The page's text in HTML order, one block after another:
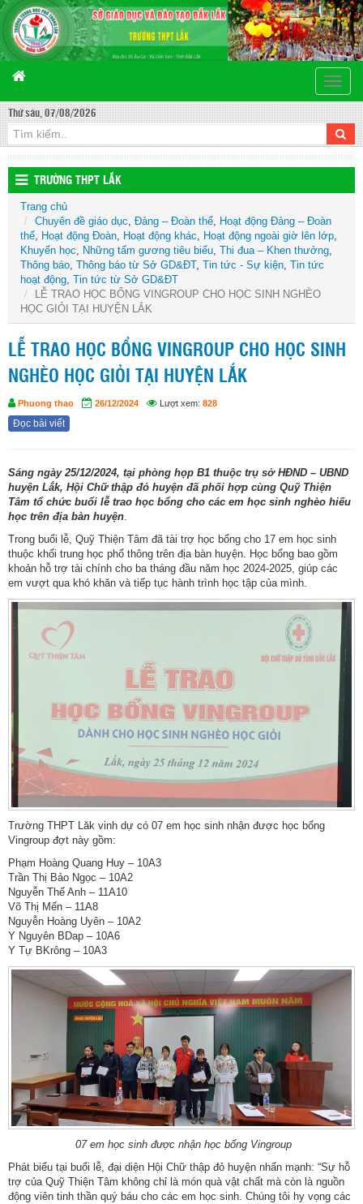
Toggle
Thứ sáu, 07/08/2026
TRƯỜNG THPT LẮK
Trang chủ
Chuyên đề giáo dục Đảng – Đoàn thể Hoạt động Đảng – Đoàn
thể Hoạt động Đoàn Hoạt động khác Hoạt động ngoài giờ lên lớp
Khuyến học
Những tấm gương tiêu biểu Thi đua – Khen thưởng
Thông báo Thông báo từ Sở GD&ĐT, Tin tức - Sự kiện Tin tức
hoạt động Tin tức từ Sở GD&ĐT
LỄ TRAO HỌC BỔNG VINGROUP CHO HỌC SINH NGHÈO
HỌC GIỎI TẠI HUYỆN LẮK
LỄ TRAO HỌC BỔNG VINGROUP CHO HỌC SINH
NGHÈO HỌC GIỎI TẠI HUYỆN LẮK
Phuong thao 26/12/2024 Lượt xem: 828
Đọc bài viết
Sáng ngày 25/12/2024, tại phòng họp B1 thuộc trụ sở HĐND – UBND
huyện Lắk, Hội Chữ thập đỏ huyện đã phối hợp cùng Quỹ Thiện
Tâm tổ chức buổi lễ trao học bổng cho các em học sinh nghèo hiếu
học trên địa bàn huyện
Trong buổi lễ, Quỹ Thiện Tâm đã tài trợ học bổng cho 17 em học sinh
thuộc khối trung học phổ thông trên địa bàn huyện. Học bổng bao gồm
khoản hỗ trợ tài chính cho ba tháng đầu năm học 2024-2025, giúp các
em vượt qua khó khăn và tiếp tục hành trình học tập của mình.
Trường THPT Lăk vinh dự có 07 em học sinh nhận được học bổng
Vingroup đợt này gồm:
Phạm Hoàng Quang Huy – 10A3
Trần Thị Bảo Ngọc – 10A2
Nguyễn Thế Anh – 11A10
Võ Thị Mến – 11A8
Nguyễn Hoàng Uyên – 10A2
Y Nguyên BDap – 10A6
Y Tự BKrông – 10A3
07 em học sinh được nhận học bổng Vingroup
Phát biểu tại buổi lễ, đại diện Hội Chữ thập đỏ huyện nhấn mạnh: “Sự hỗ
trợ của Quỹ Thiện Tâm không chỉ là món quà vật chất mà còn là nguồn
động viên tinh thần quý báu cho các em học sinh. Chúng tôi hy vọng các